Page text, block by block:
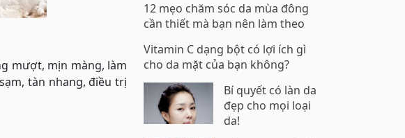
mượt, mịn màng, làm
tàn nhang, điều trị
12 mẹo chăm sóc da mùa đông
cần thiết mà bạn nên làm theo
Vitamin C dạng bột có lợi ích gì
cho da mặt của bạn không?
Bí quyết có làn da
đẹp cho mọi loại
da!